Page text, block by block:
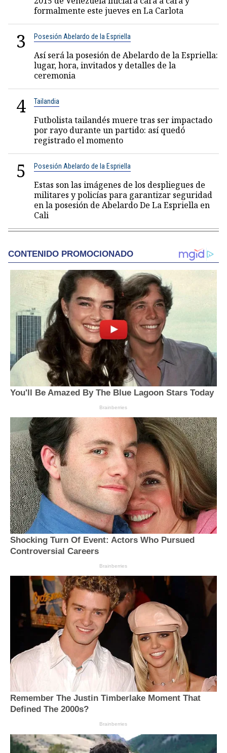
formalmente este jueves en La Carlota
3 Posesión Abelardo de la Espriella
Así será la posesión de Abelardo de la Espriella:
lugar, hora, invitados y detalles de la
ceremonia
4 Tailandia
Futbolista tailandés muere tras ser impactado
por rayo durante un partido: así quedó
registrado el momento
5 Posesión Abelardo de la Espriella
Estas son las imágenes de los despliegues de
militares y policías para garantizar seguridad
en la posesión de Abelardo De La Espriella en
Cali